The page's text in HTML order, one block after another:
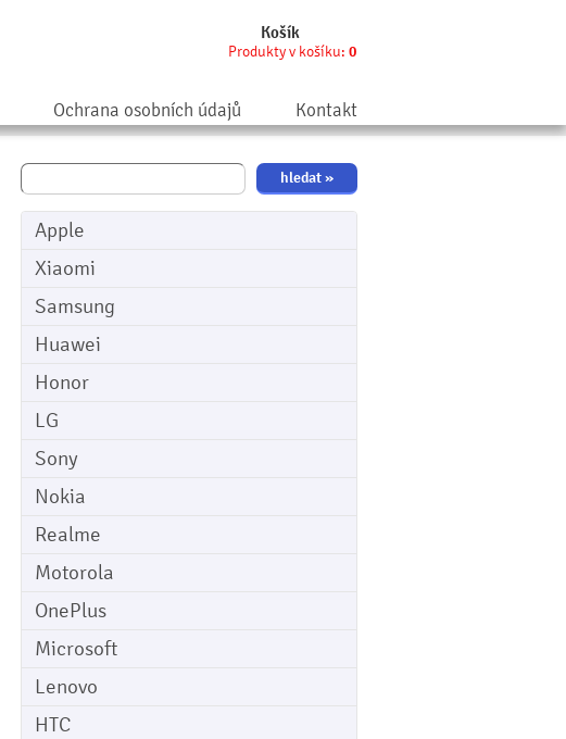
Košík
Produkty v košíku: 0
Ochrana osobních údajů Kontakt
Apple
Xiaomi
Samsung
Huawei
Honor
LG
Sony
Nokia
Realme
Motorola
OnePlus
Microsoft
Lenovo
HTC